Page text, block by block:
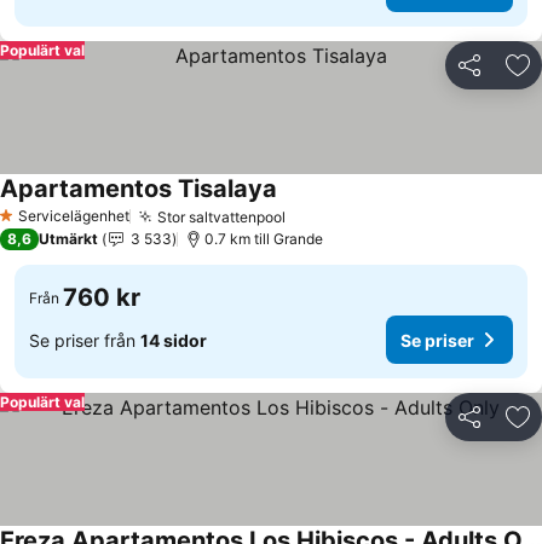
Dela
Populärt val
1 Stjärnor
Servicelägenhet Stor saltvattenpool
Apartamentos Tisalaya
8,6 Utmärkt 3 533 0.7 km till Grande
Från 760 kr
Se priser från 14 sidor Se priser
Dela
Populärt val